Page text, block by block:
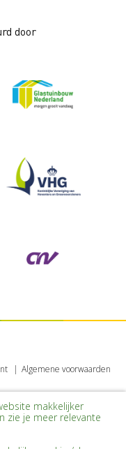
makkelijker
zie je meer relevante
door
Algemene voorwaarden